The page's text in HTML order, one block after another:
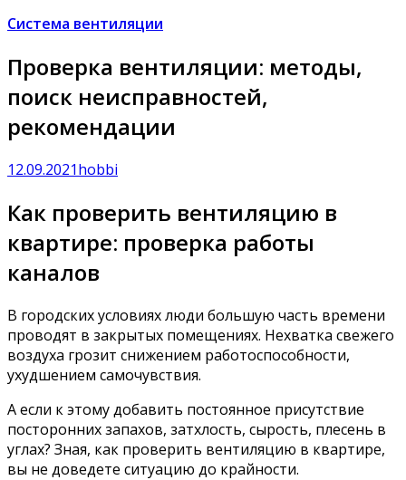
Система вентиляции
Проверка вентиляции: методы,
поиск неисправностей,
рекомендации
12.09.2021hobbi
Как проверить вентиляцию в
квартире: проверка работы
каналов
В городских условиях люди большую часть времени
проводят в закрытых помещениях. Нехватка свежего
воздуха грозит снижением работоспособности,
ухудшением самочувствия.
А если к этому добавить постоянное присутствие
посторонних запахов, затхлость, сырость, плесень в
углах? Зная, как проверить вентиляцию в квартире,
вы не доведете ситуацию до крайности.